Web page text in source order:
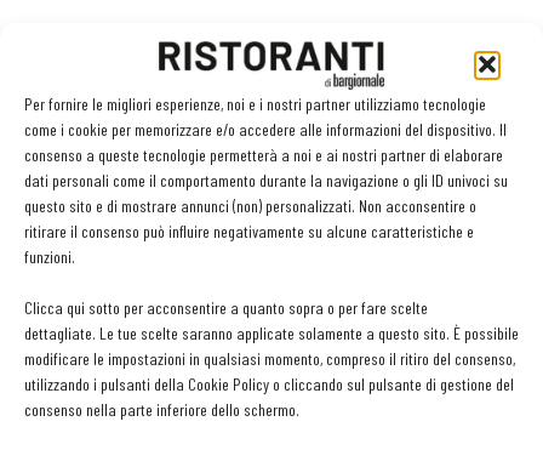
Per fornire le migliori esperienze, noi e i nostri partner utilizziamo tecnologie
come i cookie per memorizzare e/o accedere alle informazioni del dispositivo. Il
consenso a queste tecnologie permetterà a noi e ai nostri partner di elaborare
dati personali come il comportamento durante la navigazione o gli ID univoci su
questo sito e di mostrare annunci (non) personalizzati. Non acconsentire o
ritirare il consenso può influire negativamente su alcune caratteristiche e
funzioni.
Clicca qui sotto per acconsentire a quanto sopra o per fare scelte
dettagliate. Le tue scelte saranno applicate solamente a questo sito. È possibile
modificare le impostazioni in qualsiasi momento, compreso il ritiro del consenso,
utilizzando i pulsanti della Cookie Policy o cliccando sul pulsante di gestione del
consenso nella parte inferiore dello schermo.
Twitter
LEGGI ANCHE
Export del vino in frenata: dazi Usa e domanda
Bisol1542 Brut, Valdobbiadene Prosecco Superiore
Docg, Bisol